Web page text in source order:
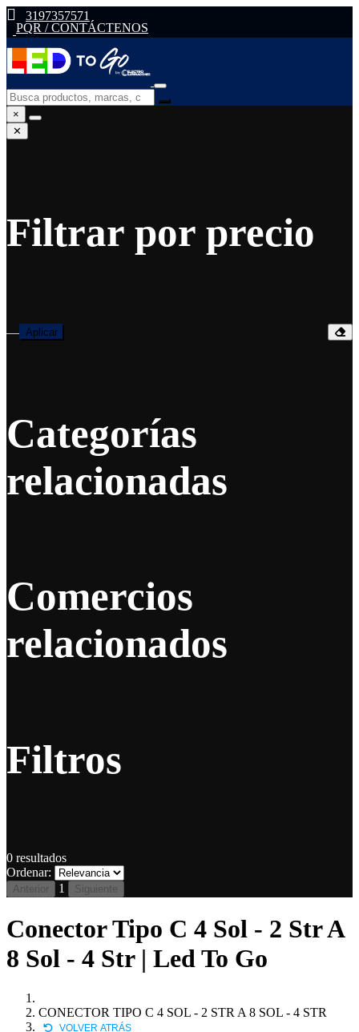
3197357571
PQR / CONTÁCTENOS
×
✕
Filtrar por precio
— Aplicar
Categorías
relacionadas
Comercios
relacionados
Filtros
0 resultados
Ordenar:
Anterior 1 Siguiente
Conector Tipo C 4 Sol - 2 Str A
8 Sol - 4 Str | Led To Go
CONECTOR TIPO C 4 SOL - 2 STR A 8 SOL - 4 STR
VOLVER ATRÁS